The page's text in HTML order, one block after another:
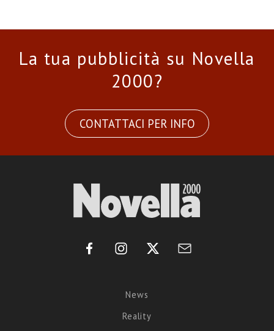
La tua pubblicità su Novella
2000?
CONTATTACI PER INFO
News
Reality